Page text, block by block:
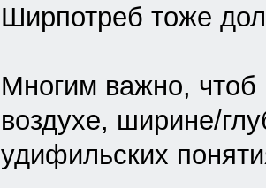
Ширпотреб тоже
Многим важно,
воздухе, ширине/
удифильских